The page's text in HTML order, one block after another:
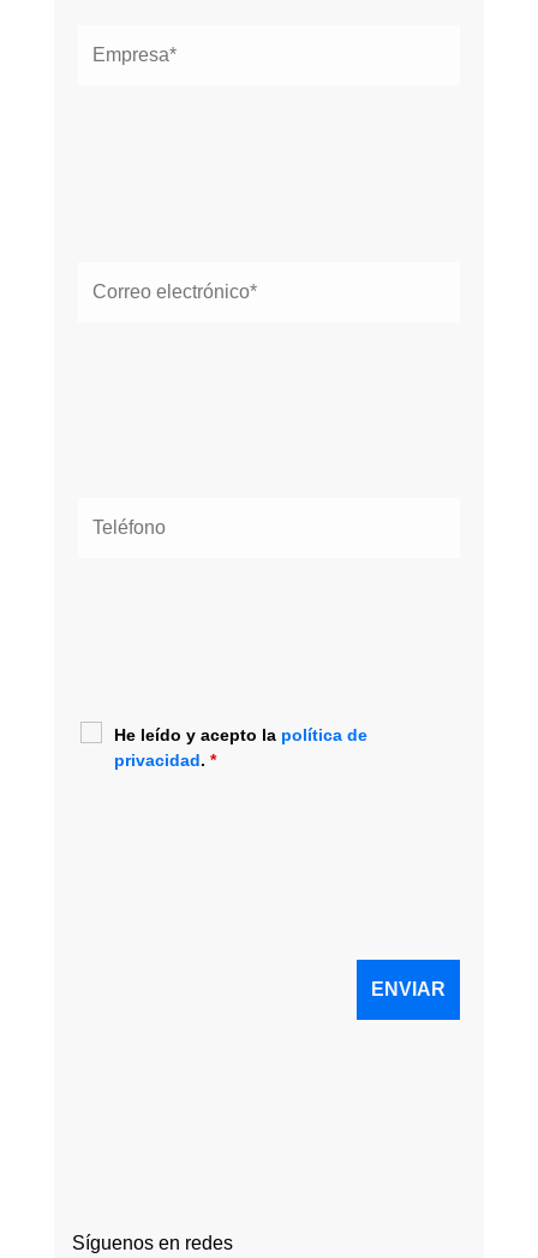
He leído y acepto la política de
privacidad. *
Síguenos en redes